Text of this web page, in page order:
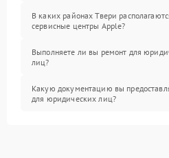
В каких районах Твери
сервисные центры Apple?
Выполняете ли вы ремонт для
лиц?
Какую документацию вы
для юридических лиц?